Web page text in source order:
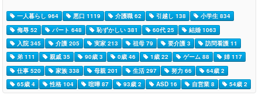
一人暮らし 964 悪口 1119 介護職 62 引越し 138
小学生 834
侮辱 52
パート 648 恥ずかしい 381 60代 25
結婚 1063
入院 345
介護 205 実家 213 祖母 79 要介護 3
訪問看護 11
弟 111
親戚 35 90歳 3 0歳 46 1歳 22 ゲーム 88
姉 117
仕事 520
家族 338 母親 201 生活 297 努力 66
64歳 2
65歳 4
性格 104 喧嘩 87 93歳 2 ASD 16 自営業 8 54歳 2